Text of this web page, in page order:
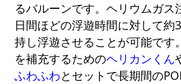
るバルーンです。ヘリウムガス
日間ほどの浮遊時間に対して約
持し浮遊させることが可能です
を補充するためのヘリカンくん
ふわふわとセットで長期間の